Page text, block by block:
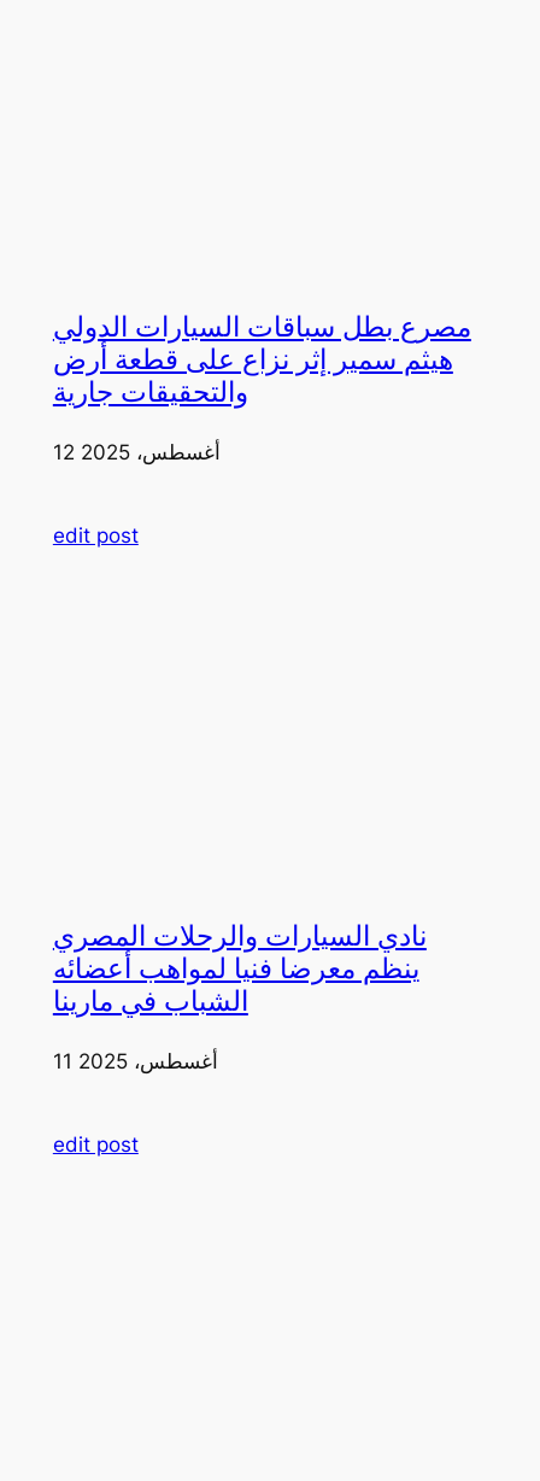
مصرع بطل سباقات السيارات الدولي
هيثم سمير إثر نزاع على قطعة أرض
والتحقيقات جارية
12 أغسطس، 2025
edit post
نادي السيارات والرحلات المصري
ينظم معرضا فنيا لمواهب أعضائه
الشباب في مارينا
11 أغسطس، 2025
edit post